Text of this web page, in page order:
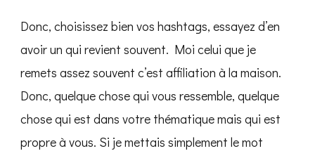
Donc, choisissez bien vos hashtags, essayez d’en
avoir un qui revient souvent. Moi celui que je
remets assez souvent c’est affiliation à la maison.
Donc, quelque chose qui vous ressemble, quelque
chose qui est dans votre thématique mais qui est
propre à vous. Si je mettais simplement le mot